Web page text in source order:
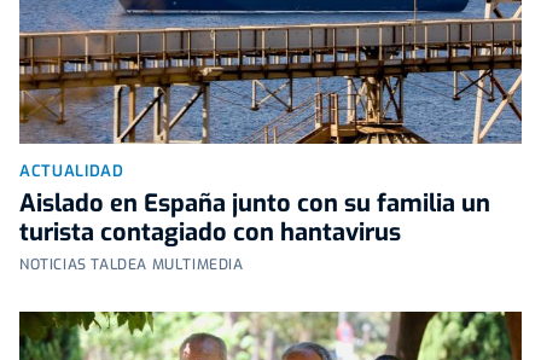
ACTUALIDAD
Aislado en España junto con su familia un
turista contagiado con hantavirus
NOTICIAS TALDEA MULTIMEDIA